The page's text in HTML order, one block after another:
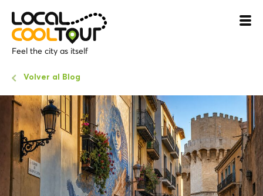
Feel the city as itself
Volver al Blog